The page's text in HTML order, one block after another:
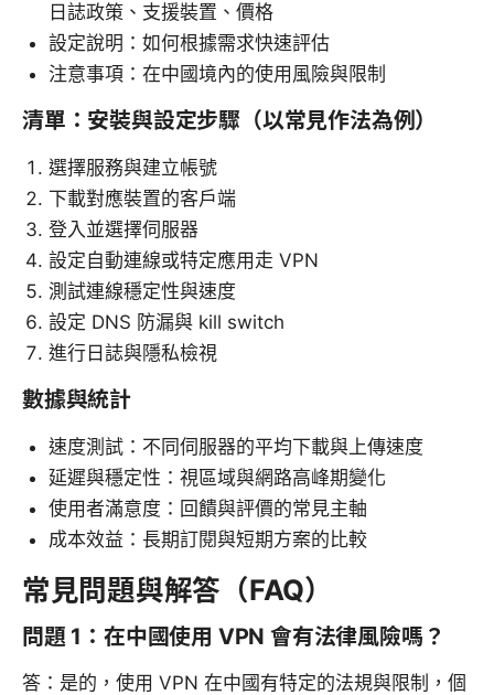
日誌政策、支援裝置、價格
設定說明：如何根據需求快速評估
注意事項：在中國境內的使用風險與限制
清單：安裝與設定步驟（以常見作法為例）
選擇服務與建立帳號
下載對應裝置的客戶端
登入並選擇伺服器
設定自動連線或特定應用走 VPN
測試連線穩定性與速度
設定 DNS 防漏與 kill switch
進行日誌與隱私檢視
數據與統計
速度測試：不同伺服器的平均下載與上傳速度
延遲與穩定性：視區域與網路高峰期變化
使用者滿意度：回饋與評價的常見主軸
成本效益：長期訂閱與短期方案的比較
常見問題與解答（FAQ）
問題 1：在中國使用 VPN 會有法律風險嗎？
答：是的，使用 VPN 在中國有特定的法規與限制，個